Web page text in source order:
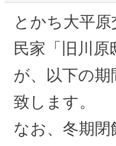
とかち大平
民家「旧川
が、 以下の
致します。
なお、冬期